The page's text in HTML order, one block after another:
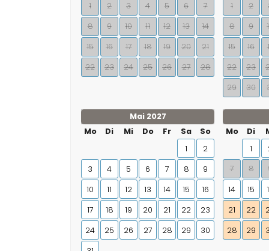
1 2 3 4 5 6
7
8
9 10 11 12 13
14
15
16 17 18 19 20
21
22
23 24 25 26 27 28
1 2
8
9
15
16
22
23
29
30
Mai 2027
Mo
Di Mi Do Fr Sa
So
1
2
3
4 5 6 7 8
9
10
11 12 13 14 15
16
17
18 19 20 21 22
23
24
25 26 27 28 29
30
Mo
Di
1
7
8
14
15
21
22
28
29